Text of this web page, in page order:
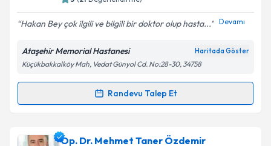
Kişisel verilerimin işlenmesine ilişkinAydınlatma
Metni'ni okudum ve kişisel verilerimin belirtilen
kapsamda işlenmesini kabul ediyorum.
Hakan Bey çok ilgili ve bilgili bir doktor olup hasta... Devamı
Ataşehir Memorial Hastanesi Haritada Göster
Küçükbakkalköy Mah, Vedat Günyol Cd. No:28-30, 34758
Randevu Talep Et
Randevu Takvimi Talebi
Prof. Dr. Hakan Sofuiçin randevu takvimi talebi
Op. Dr. Mehmet Taner Özdemir